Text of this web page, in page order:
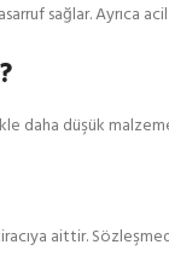
sağlar. Ayrıca
düşük
aittir.